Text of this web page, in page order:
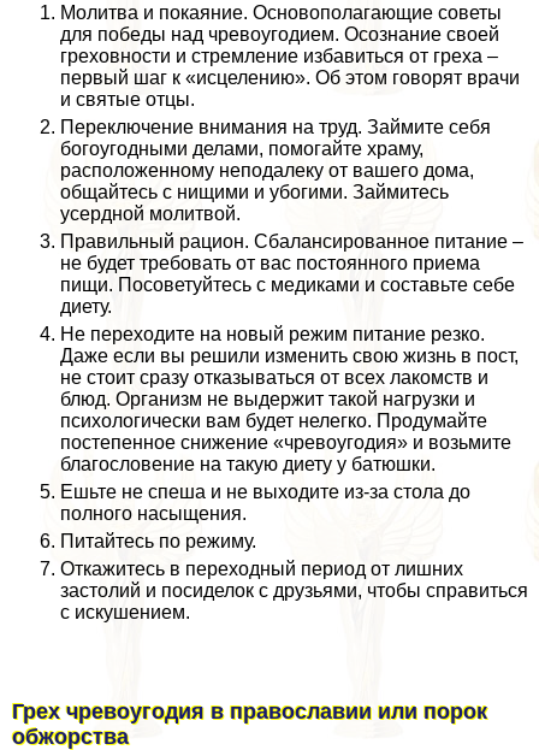
Молитва и покаяние. Основополагающие советы
для победы над чревоугодием. Осознание своей
греховности и стремление избавиться от греха –
первый шаг к «исцелению». Об этом говорят врачи
и святые отцы.
Переключение внимания на труд. Займите себя
богоугодными делами, помогайте храму,
расположенному неподалеку от вашего дома,
общайтесь с нищими и убогими. Займитесь
усердной молитвой.
Правильный рацион. Сбалансированное питание –
не будет требовать от вас постоянного приема
пищи. Посоветуйтесь с медиками и составьте себе
диету.
Не переходите на новый режим питание резко.
Даже если вы решили изменить свою жизнь в пост,
не стоит сразу отказываться от всех лакомств и
блюд. Организм не выдержит такой нагрузки и
психологически вам будет нелегко. Продумайте
постепенное снижение «чревоугодия» и возьмите
благословение на такую диету у батюшки.
Ешьте не спеша и не выходите из-за стола до
полного насыщения.
Питайтесь по режиму.
Откажитесь в переходный период от лишних
застолий и посиделок с друзьями, чтобы справиться
с искушением.
Грех чревоугодия в православии или порок
обжорства